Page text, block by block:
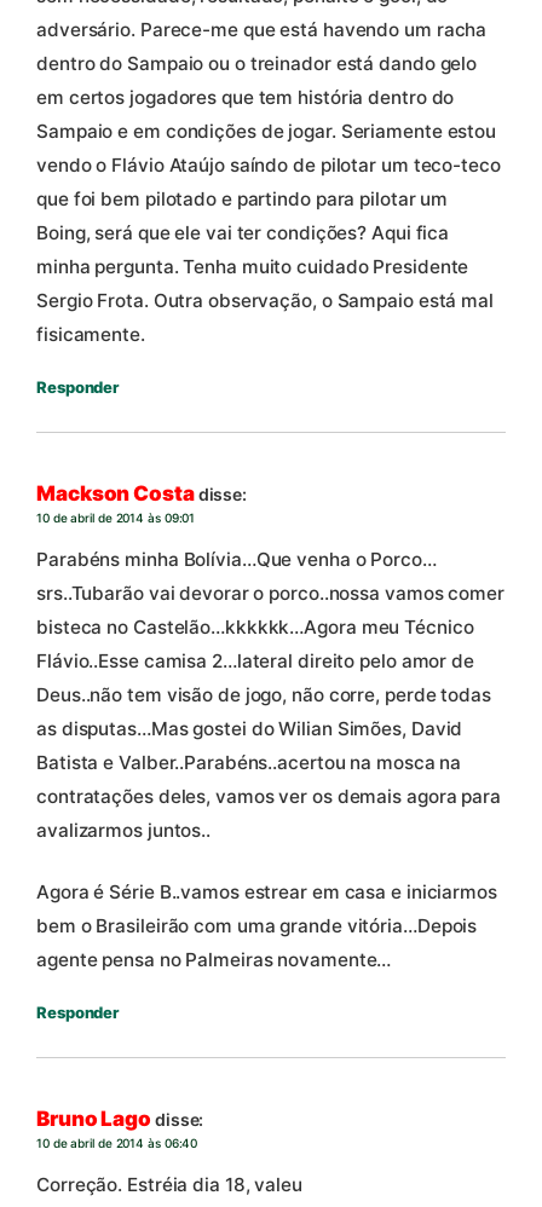
adversário. Parece-me que está havendo um racha
dentro do Sampaio ou o treinador está dando gelo
em certos jogadores que tem história dentro do
Sampaio e em condições de jogar. Seriamente estou
vendo o Flávio Ataújo saíndo de pilotar um teco-teco
que foi bem pilotado e partindo para pilotar um
Boing, será que ele vai ter condições? Aqui fica
minha pergunta. Tenha muito cuidado Presidente
Sergio Frota. Outra observação, o Sampaio está mal
fisicamente.
Responder
Mackson Costadisse:
10 de abril de 2014 às 09:01
Parabéns minha Bolívia…Que venha o Porco…
srs..Tubarão vai devorar o porco..nossa vamos comer
bisteca no Castelão…kkkkkk…Agora meu Técnico
Flávio..Esse camisa 2…lateral direito pelo amor de
Deus..não tem visão de jogo, não corre, perde todas
as disputas…Mas gostei do Wilian Simões, David
Batista e Valber..Parabéns..acertou na mosca na
contratações deles, vamos ver os demais agora para
avalizarmos juntos..
Agora é Série B..vamos estrear em casa e iniciarmos
bem o Brasileirão com uma grande vitória…Depois
agente pensa no Palmeiras novamente…
Responder
Bruno Lago disse:
10 de abril de 2014 às 06:40
Correção. Estréia dia 18, valeu